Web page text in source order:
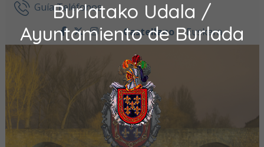
Burlatako Udala /
Ayuntamiento de Burlada
Ir al contenidoGuía Teléfonos
facebook
twitter
instagram
Castellano Euskara